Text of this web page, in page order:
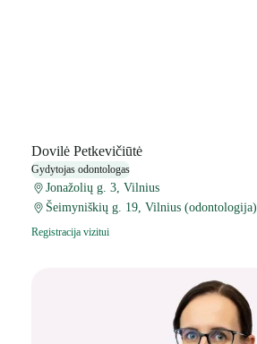
Dovilė Petkevičiūtė
Gydytojas odontologas
Jonažolių g. 3, Vilnius
Šeimyniškių g. 19, Vilnius (odontologija)
Registracija vizitui